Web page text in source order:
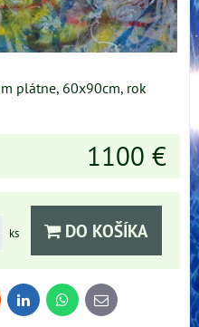
plátne, 60x90cm, rok
1100 €
ks DO KOŠÍKA
LinkedInWhatsApp
E-
mail